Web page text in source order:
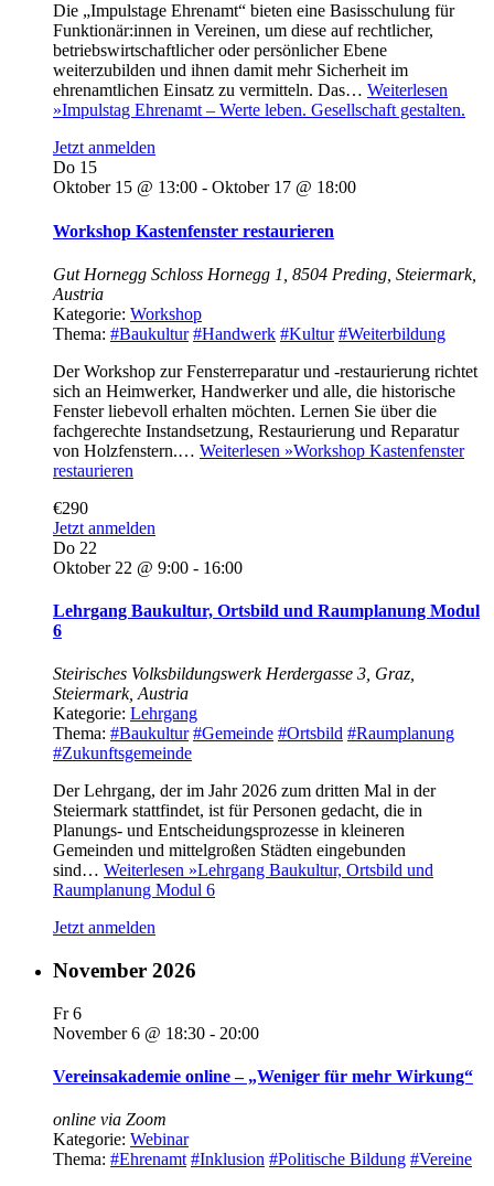
Die „Impulstage Ehrenamt“ bieten eine Basisschulung für
Funktionär:innen in Vereinen, um diese auf rechtlicher,
betriebswirtschaftlicher oder persönlicher Ebene
weiterzubilden und ihnen damit mehr Sicherheit im
ehrenamtlichen Einsatz zu vermitteln. Das… Weiterlesen
»Impulstag Ehrenamt – Werte leben. Gesellschaft gestalten.
Jetzt anmelden
Do 15
Oktober 15 @ 13:00 - Oktober 17 @ 18:00
Workshop Kastenfenster restaurieren
Gut Hornegg Schloss Hornegg 1, 8504 Preding, Steiermark,
Austria
Kategorie: Workshop
Thema: #Baukultur #Handwerk #Kultur #Weiterbildung
Der Workshop zur Fensterreparatur und -restaurierung richtet
sich an Heimwerker, Handwerker und alle, die historische
Fenster liebevoll erhalten möchten. Lernen Sie über die
fachgerechte Instandsetzung, Restaurierung und Reparatur
von Holzfenstern.… Weiterlesen »Workshop Kastenfenster
restaurieren
€290
Jetzt anmelden
Do 22
Oktober 22 @ 9:00 - 16:00
Lehrgang Baukultur, Ortsbild und Raumplanung Modul
6
Steirisches Volksbildungswerk Herdergasse 3, Graz,
Steiermark, Austria
Kategorie: Lehrgang
Thema: #Baukultur #Gemeinde #Ortsbild #Raumplanung
#Zukunftsgemeinde
Der Lehrgang, der im Jahr 2026 zum dritten Mal in der
Steiermark stattfindet, ist für Personen gedacht, die in
Planungs- und Entscheidungsprozesse in kleineren
Gemeinden und mittelgroßen Städten eingebunden
sind… Weiterlesen »Lehrgang Baukultur, Ortsbild und
Raumplanung Modul 6
Jetzt anmelden
November 2026
Fr6
November 6 @ 18:30 - 20:00
Vereinsakademie online – „Weniger für mehr Wirkung“
online via Zoom
Kategorie: Webinar
Thema: #Ehrenamt #Inklusion #Politische Bildung #Vereine